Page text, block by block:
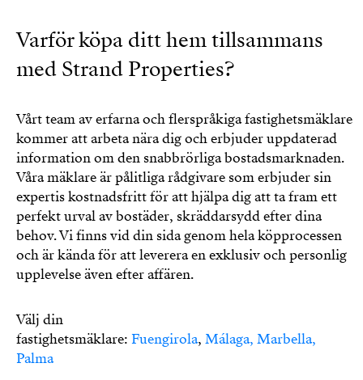
Varför köpa ditt hem tillsammans
med Strand Properties?
Vårt team av erfarna och flerspråkiga fastighetsmäklare
kommer att arbeta nära dig och erbjuder uppdaterad
information om den snabbrörliga bostadsmarknaden.
Våra mäklare är pålitliga rådgivare som erbjuder sin
expertis kostnadsfritt för att hjälpa dig att ta fram ett
perfekt urval av bostäder, skräddarsydd efter dina
behov. Vi finns vid din sida genom hela köpprocessen
och är kända för att leverera en exklusiv och personlig
upplevelse även efter affären.
Välj din
fastighetsmäklare: Fuengirola, Málaga, Marbella,
Palma